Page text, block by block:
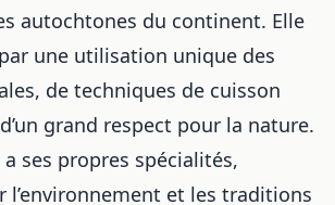
autochtones du continent. Elle
une utilisation unique des
de techniques de cuisson
grand respect pour la nature.
ses propres spécialités,
l’environnement et les traditions